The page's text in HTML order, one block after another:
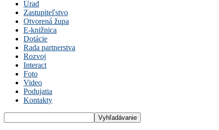
Úrad
Zastupiteľstvo
Otvorená župa
E-knižnica
Dotácie
Rada partnerstva
Rozvoj
Interact
Foto
Video
Podujatia
Kontakty